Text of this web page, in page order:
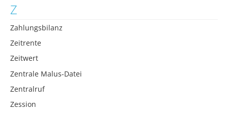
Z
Zahlungsbilanz
Zeitrente
Zeitwert
Zentrale Malus-Datei
Zentralruf
Zession